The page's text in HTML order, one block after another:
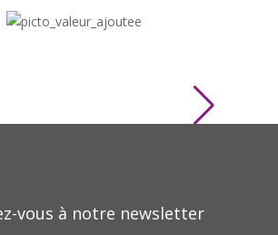
vous à notre newsletter